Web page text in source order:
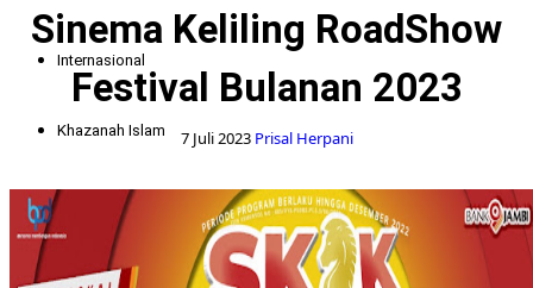
Internasional
Khazanah Islam
Politik
Indepth
Sinema Keliling RoadShow
Festival Bulanan 2023
7 Juli 2023 Prisal Herpani